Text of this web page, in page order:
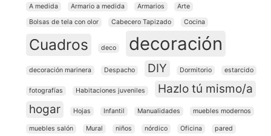
A medida Armario a medida Armarios
Arte
Bolsas de tela con olor
Cabecero Tapizado Cocina
Cuadros deco decoración
decoración marinera Despacho DIY Dormitorio estarcido
fotografías Habitaciones juveniles
Hazlo tú mismo/a
hogar
Hojas Infantil Manualidades muebles modernos
muebles salón Mural niños nórdico Oficina
pared